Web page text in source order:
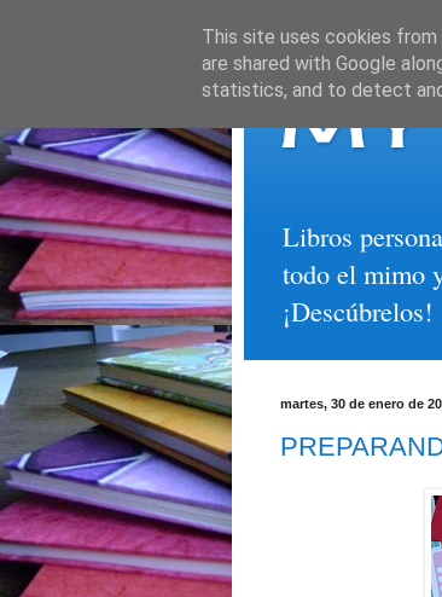
MY
Libros
todo el mimo
¡Descúbrelos!
martes, 30 de enero de
This site uses cookies
are shared with Google
statistics, and to detect